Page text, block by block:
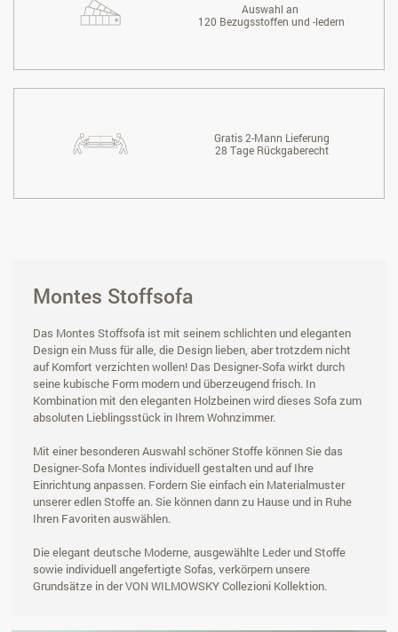
Auswahl an
120 Bezugsstoffen und -ledern
Gratis 2-Mann Lieferung
28 Tage Rückgaberecht
Montes Stoffsofa
Das Montes Stoffsofa ist mit seinem schlichten und eleganten
Design ein Muss für alle, die Design lieben, aber trotzdem nicht
auf Komfort verzichten wollen! Das Designer-Sofa wirkt durch
seine kubische Form modern und überzeugend frisch. In
Kombination mit den eleganten Holzbeinen wird dieses Sofa zum
absoluten Lieblingsstück in Ihrem Wohnzimmer.
Mit einer besonderen Auswahl schöner Stoffe können Sie das
Designer-Sofa Montes individuell gestalten und auf Ihre
Einrichtung anpassen. Fordern Sie einfach ein Materialmuster
unserer edlen Stoffe an. Sie können dann zu Hause und in Ruhe
Ihren Favoriten auswählen.
Die elegant deutsche Moderne, ausgewählte Leder und Stoffe
sowie individuell angefertigte Sofas, verkörpern unsere
Grundsätze in der VON WILMOWSKY Collezioni Kollektion.